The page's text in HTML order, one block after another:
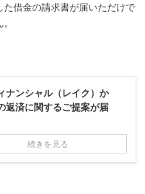
借金の請求書が届いただけで
ナンシャル（レイク）か
返済に関するご提案が届
続きを見る